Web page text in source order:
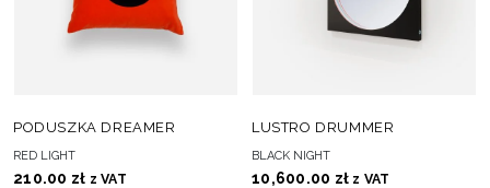
PODUSZKA DREAMER
RED LIGHT
210.00 zł z VAT
LUSTRO DRUMMER
BLACK NIGHT
10,600.00 zł z VAT